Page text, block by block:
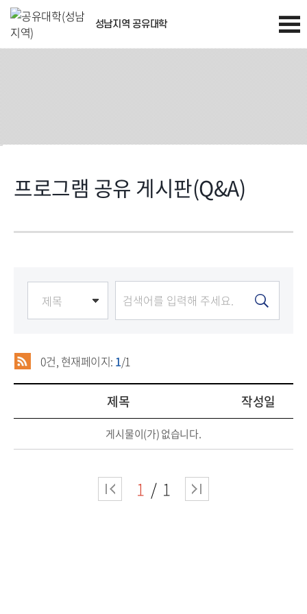
성남지역 공유대학
프로그램 공유 게시판(Q&A)
0건, 현재페이지: 1/1
제목 작성일
게시물이(가) 없습니다.
1 1